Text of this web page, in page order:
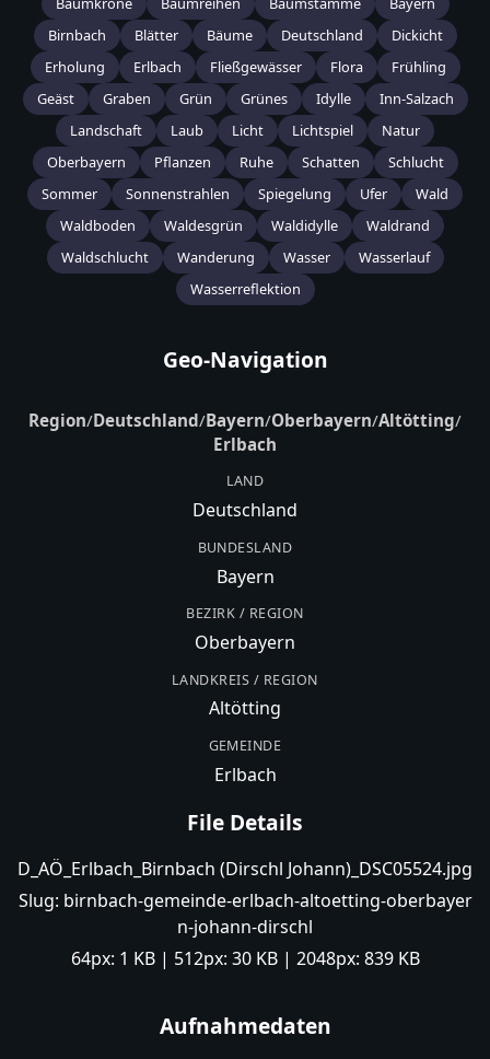
Birnbach
Blätter Bäume Deutschland
Dickicht
Erholung
Erlbach Fließgewässer Flora
Frühling
Geäst
Graben Grün Grünes Idylle
Inn-Salzach
Landschaft
Laub Licht Lichtspiel
Natur
Oberbayern
Pflanzen Ruhe Schatten
Schlucht
Sommer
Sonnenstrahlen Spiegelung Ufer
Wald
Waldboden
Waldesgrün Waldidylle
Waldrand
Waldschlucht
Wanderung Wasser
Wasserlauf
Wasserreflektion
Geo-Navigation
Region/Deutschland/Bayern/Oberbayern/Altötting/
Erlbach
LAND
Deutschland
BUNDESLAND
Bayern
BEZIRK / REGION
Oberbayern
LANDKREIS / REGION
Altötting
GEMEINDE
Erlbach
File Details
D_AÖ_Erlbach_Birnbach (Dirschl Johann)_DSC05524.jpg
Slug: birnbach-gemeinde-erlbach-altoetting-oberbayer
n-johann-dirschl
64px: 1 KB| 512px: 30 KB| 2048px: 839 KB
Aufnahmedaten